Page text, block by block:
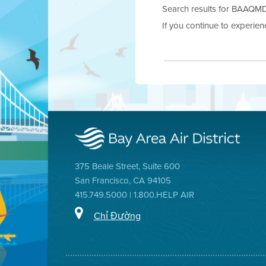
Search results for
If you continue to
375 Beale Street, Suite 600
San Francisco, CA 94105
415.749.5000 | 1.800.HELP AIR
Chỉ Đường